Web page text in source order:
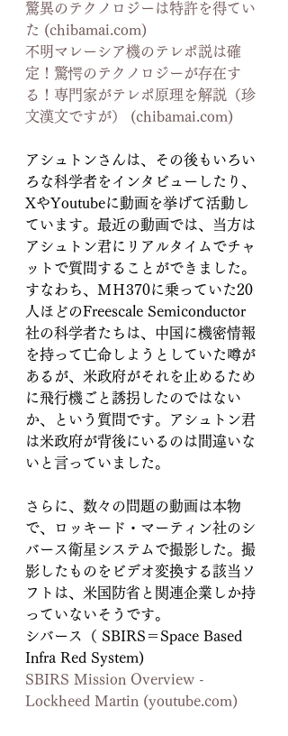
驚異のテクノロジーは特許を得てい
た (chibamai.com)
不明マレーシア機のテレポ説は確
定！驚愕のテクノロジーが存在す
る！専門家がテレポ原理を解説（珍
文漢文ですが） (chibamai.com)
アシュトンさんは、その後もいろい
ろな科学者をインタビューしたり、
XやYoutubeに動画を挙げて活動し
ています。最近の動画では、当方は
アシュトン君にリアルタイムでチャ
ットで質問することができました。
すなわち、ＭＨ370に乗っていた20
人ほどのFreescale Semiconductor
社の科学者たちは、中国に機密情報
を持って亡命しようとしていた噂が
あるが、米政府がそれを止めるため
に飛行機ごと誘拐したのではない
か、という質問です。アシュトン君
は米政府が背後にいるのは間違いな
いと言っていました。
さらに、数々の問題の動画は本物
で、ロッキード・マーティン社のシ
バース衛星システムで撮影した。撮
影したものをビデオ変換する該当ソ
フトは、米国防省と関連企業しか持
っていないそうです。
シバース（ SBIRS＝Space Based
Infra Red System)
SBIRS Mission Overview -
Lockheed Martin (youtube.com)